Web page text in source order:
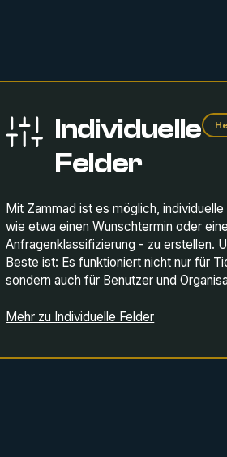
Individuelle
Felder
Mit Zammad ist es möglich,
wie etwa einen Wunschtermin oder
Anfragenklassifizierung - zu erstellen.
Beste ist: Es funktioniert nicht nur für
sondern auch für Benutzer und
Mehr zu Individuelle Felder